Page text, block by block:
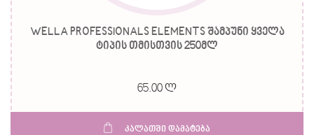
WELLA PROFESSIONALS ELEMENTS შამპუნი ყველა
ტიპის თმისთვის 250მლ
65.00 ლ
კალათში დამატება